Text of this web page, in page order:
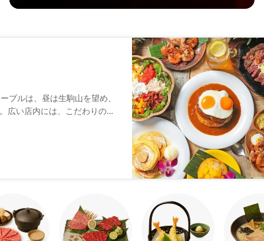
ブルは、昼は生駒山を望め、
広い店内には、こだわりの家